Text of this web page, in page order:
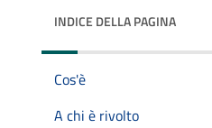
INDICE DELLA PAGINA
Cos'è
A chi è rivolto